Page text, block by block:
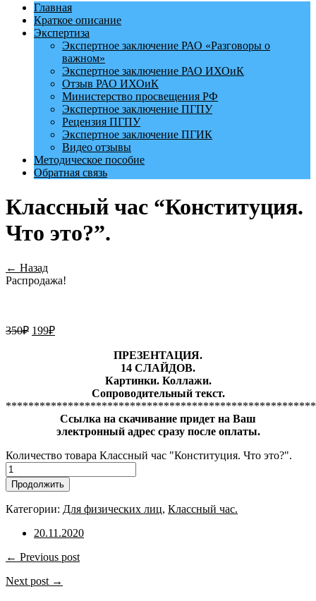
Главная
Краткое описание
Экспертиза
Экспертное заключение РАО «Разговоры о
важном»
Экспертное заключение РАО ИХОиК
Отзыв РАО ИХОиК
Министерство просвещения РФ
Экспертное заключение ПГПУ
Рецензия ПГПУ
Экспертное заключение ПГИК
Видео отзывы
Методическое пособие
Обратная связь
Классный час “Конституция.
Что это?”.
← Назад
Распродажа!
350₽ 199₽
ПРЕЗЕНТАЦИЯ.
14 СЛАЙДОВ.
Картинки. Коллажи.
Сопроводительный текст.
*******************************************************
Ссылка на скачивание придет на Ваш
электронный адрес сразу после оплаты.
Количество товара Классный час "Конституция. Что это?".
Продолжить
Категории: Для физических лиц, Классный час.
20.11.2020
← Previous post
Next post →